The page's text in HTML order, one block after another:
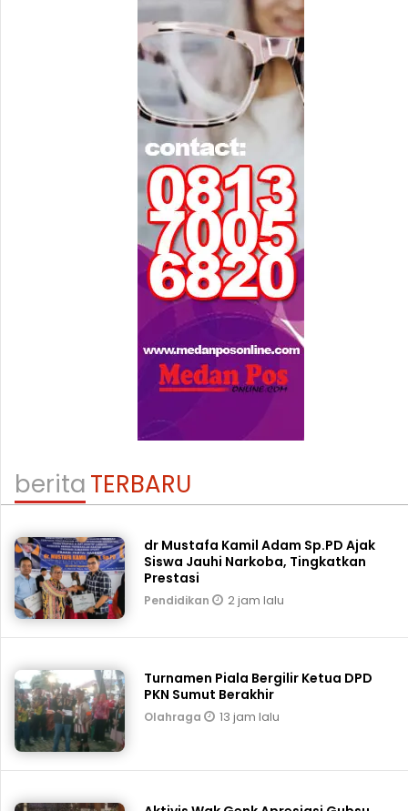
beritaTERBARU
dr Mustafa Kamil Adam Sp.PD Ajak
Siswa Jauhi Narkoba, Tingkatkan
Prestasi
Pendidikan 2 jam lalu
Turnamen Piala Bergilir Ketua DPD
PKN Sumut Berakhir
Olahraga 13 jam lalu